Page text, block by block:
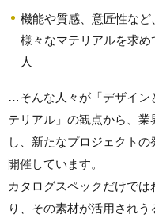
機能や質感、意匠性な
様々なマテリアルを求め
人
…そんな人々が「デザイン
テリアル」の観点から、
し、新たなプロジェクト
開催しています。
カタログスペックだけで
り、その素材が活用され